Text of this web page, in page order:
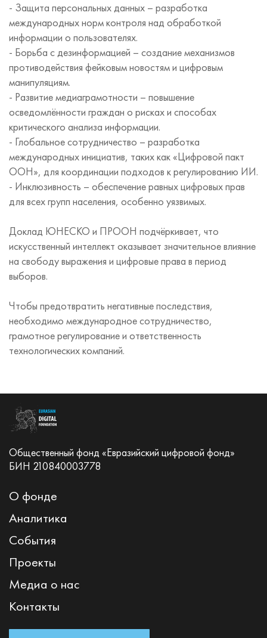
- Защита персональных данных – разработка
международных норм контроля над обработкой
информации о пользователях.
- Борьба с дезинформацией – создание механизмов
противодействия фейковым новостям и цифровым
манипуляциям.
- Развитие медиаграмотности – повышение
осведомлённости граждан о рисках и способах
критического анализа информации.
- Глобальное сотрудничество – разработка
международных инициатив, таких как «Цифровой пакт
ООН», для координации подходов к регулированию ИИ.
- Инклюзивность – обеспечение равных цифровых прав
для всех групп населения, особенно уязвимых.
Доклад ЮНЕСКО и ПРООН подчёркивает, что
искусственный интеллект оказывает значительное влияние
на свободу выражения и цифровые права в период
выборов.
Чтобы предотвратить негативные последствия,
необходимо международное сотрудничество,
грамотное регулирование и ответственность
технологических компаний.
Общественный фонд «Евразийский цифровой фонд»
БИН 210840003778
О фонде
Аналитика
События
Проекты
Медиа о нас
Контакты